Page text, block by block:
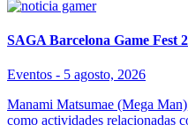
SAGA Barcelona Game Fest
Eventos - 5 agosto, 2026
Manami Matsumae (Mega
como actividades relacionadas